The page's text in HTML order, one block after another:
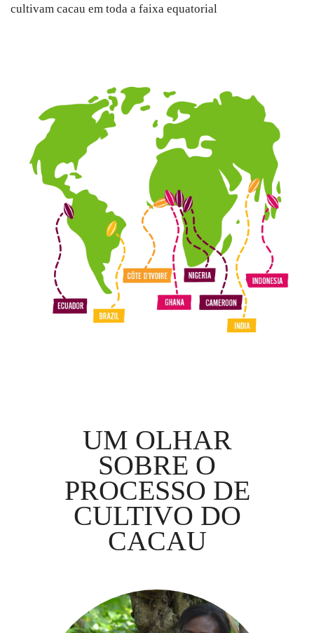
cultivam cacau em toda a faixa equatorial
UM OLHAR
SOBRE O
PROCESSO DE
CULTIVO DO
CACAU